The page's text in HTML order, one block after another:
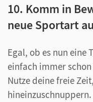
10. Komm in
neue Sportart
Egal, ob es nun eine
einfach immer
Nutze deine freie